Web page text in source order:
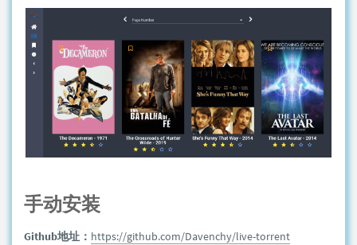
手动安装
Github地址： https://github.com/Davenchy/live-torrent